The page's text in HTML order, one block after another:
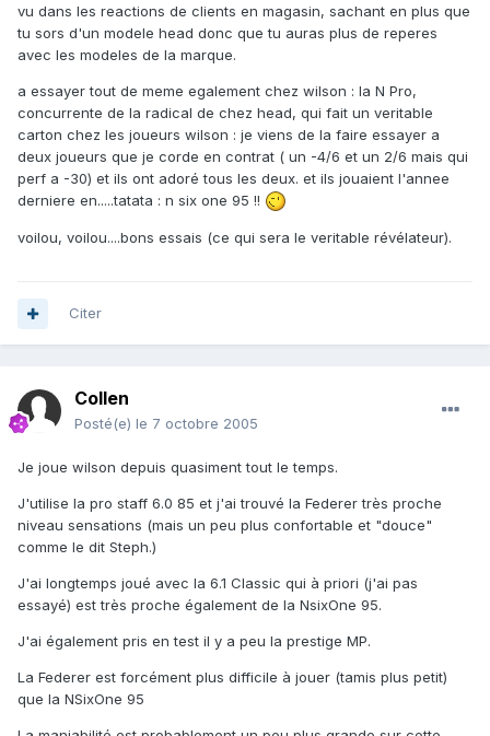
vu dans les reactions de clients en magasin, sachant en plus que
tu sors d'un modele head donc que tu auras plus de reperes
avec les modeles de la marque.
a essayer tout de meme egalement chez wilson : la N Pro,
concurrente de la radical de chez head, qui fait un veritable
carton chez les joueurs wilson : je viens de la faire essayer a
deux joueurs que je corde en contrat ( un -4/6 et un 2/6 mais qui
perf a -30) et ils ont adoré tous les deux. et ils jouaient l'annee
derniere en.....tatata : n six one 95 !!
voilou, voilou....bons essais (ce qui sera le veritable révélateur).
Citer
Collen
Posté(e) le 7 octobre 2005
Je joue wilson depuis quasiment tout le temps.
J'utilise la pro staff 6.0 85 et j'ai trouvé la Federer très proche
niveau sensations (mais un peu plus confortable et "douce"
comme le dit Steph.)
J'ai longtemps joué avec la 6.1 Classic qui à priori (j'ai pas
essayé) est très proche également de la NsixOne 95.
J'ai également pris en test il y a peu la prestige MP.
La Federer est forcément plus difficile à jouer (tamis plus petit)
que la NSixOne 95